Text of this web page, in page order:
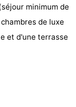
minimum de
de luxe
et d'une terrasse